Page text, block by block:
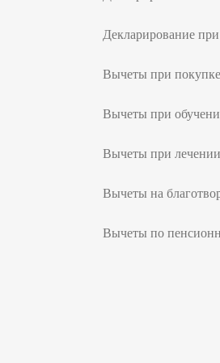
Декларирование
Вычеты при
Вычеты при
Вычеты при лечении
Вычеты на
Вычеты по